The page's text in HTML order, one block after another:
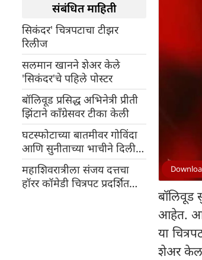
संबंधित माहिती
सिकंदर' चित्रपटाचा टीझर
रिलीज
सलमान खानने शेअर केले
'सिकंदर'चे पहिले पोस्टर
बॉलिवूड प्रसिद्ध अभिनेत्री प्रीती
झिंटाने काँग्रेसवर टीका केली
घटस्फोटाच्या बातमीवर गोविंदा
आणि सुनीताच्या भाचीने दिली
प्रतिक्रिया
महाशिवरात्रीला संजय दत्तचा
हॉरर कॉमेडी चित्रपट प्रदर्शित
बॉलिवूड
आहेत.
या
शेअर